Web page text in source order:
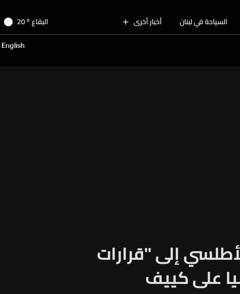
السياحة في لبنان أخبار أخرى البقاع 20o
الجنوب 25o
25
English
إلى "قرارات
على كييف